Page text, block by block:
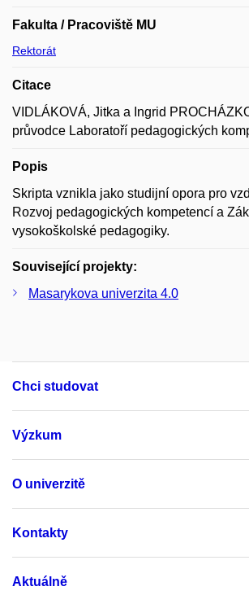
Fakulta / Pracoviště MU
Rektorát
Citace
VIDLÁKOVÁ, Jitka a Ingrid
průvodce Laboratoří pedagogických
Popis
Skripta vznikla jako studijní opora pro
Rozvoj pedagogických kompetencí a
vysokoškolské pedagogiky.
Související projekty:
Masarykova univerzita 4.0
Chci studovat
Výzkum
O univerzitě
Kontakty
Aktuálně